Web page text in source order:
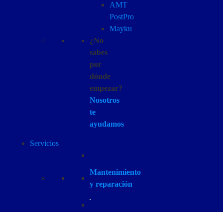
AMT
PostPro
Mayku
¿No
sabes
por
dónde
empezar?
Nosotros
te
ayudamos
Servicios
Mantenimiento
y reparación